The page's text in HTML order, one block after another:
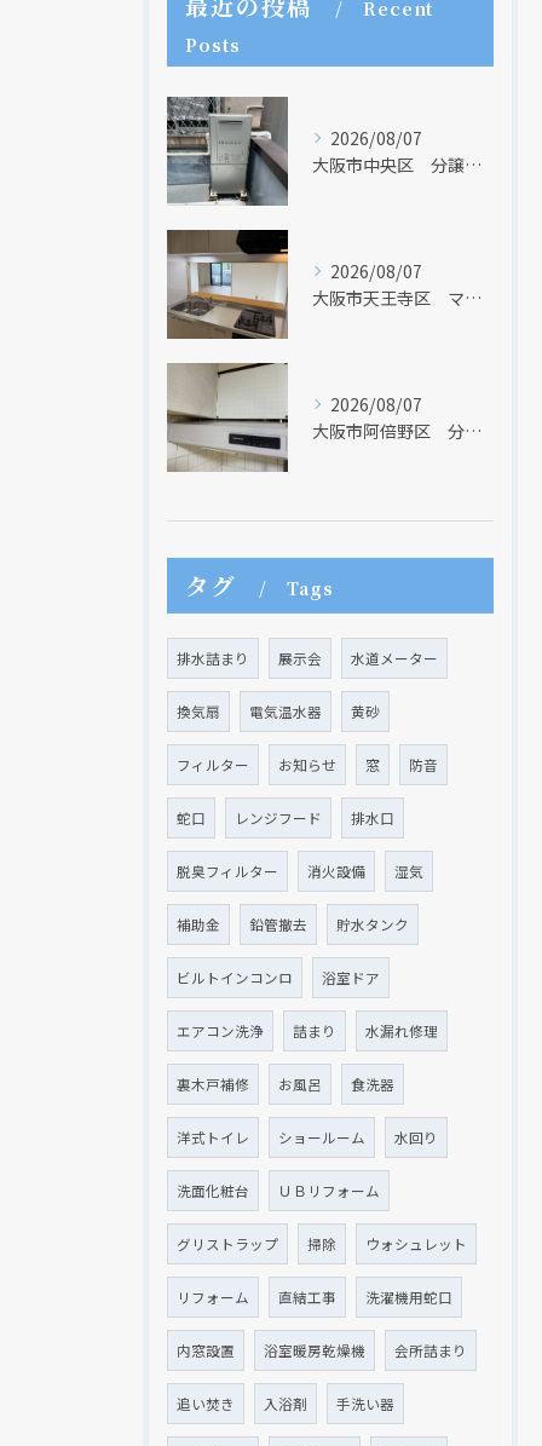
Recent
Posts
2026/08/07
大阪市中央区 分譲マンションの給湯器取替リフォーム工事 UV除菌機能搭載給湯器
2026/08/07
大阪市天王寺区 マンションのキッチン取替及び内装リフォーム工事 クリナップ
2026/08/07
大阪市阿倍野区 分譲マンションのレンジフード取替リフォーム工事 タカラスタンダード
タグ Tags
排水詰まり 展示会 水道メーター
換気扇 電気温水器 黄砂
フィルター お知らせ 窓 防音
蛇口 レンジフード 排水口
脱臭フィルター 消火設備 湿気
補助金 鉛管撤去 貯水タンク
ビルトインコンロ 浴室ドア
エアコン洗浄 詰まり 水漏れ修理
裏木戸補修 お風呂 食洗器
洋式トイレ ショールーム 水回り
洗面化粧台 ＵＢリフォーム
グリストラップ 掃除 ウォシュレット
リフォーム 直結工事 洗濯機用蛇口
内窓設置 浴室暖房乾燥機 会所詰まり
追い焚き 入浴剤 手洗い器
クリックでチラシのページにジャンプします
クリックでチラシのページにジャンプします